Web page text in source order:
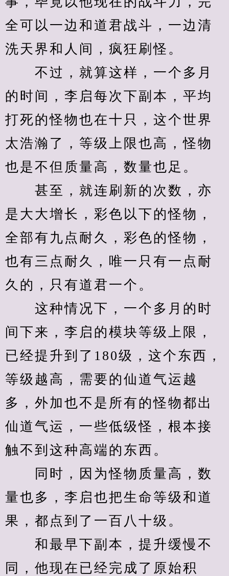
全可以一边和道君战斗，一边清
洗天界和人间，疯狂刷怪。
不过，就算这样，一个多月
的时间，李启每次下副本，平均
打死的怪物也在十只，这个世界
太浩瀚了，等级上限也高，怪物
也是不但质量高，数量也足。
甚至，就连刷新的次数，亦
是大大增长，彩色以下的怪物，
全部有九点耐久，彩色的怪物，
也有三点耐久，唯一只有一点耐
久的，只有道君一个。
这种情况下，一个多月的时
间下来，李启的模块等级上限，
已经提升到了180级，这个东西，
等级越高，需要的仙道气运越
多，外加也不是所有的怪物都出
仙道气运，一些低级怪，根本接
触不到这种高端的东西。
同时，因为怪物质量高，数
量也多，李启也把生命等级和道
果，都点到了一百八十级。
和最早下副本，提升缓慢不
同，他现在已经完成了原始积